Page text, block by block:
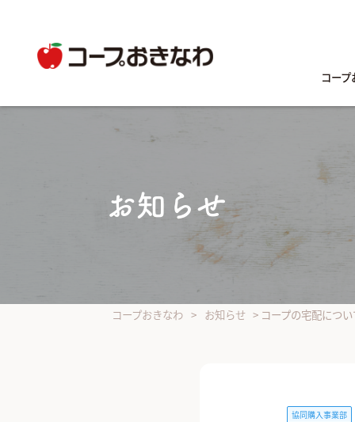
コー
お知らせ
コープおきなわ > お知らせ > コープの宅配につ
協同購入事業部